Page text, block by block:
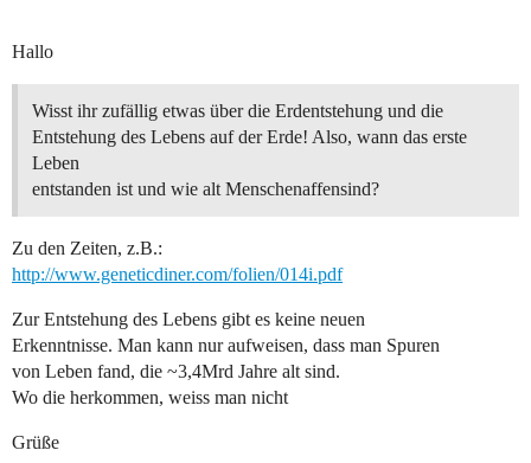
Hallo
Wisst ihr zufällig etwas über die Erdentstehung und die
Entstehung des Lebens auf der Erde! Also, wann das erste
Leben
entstanden ist und wie alt Menschenaffensind?
Zu den Zeiten, z.B.:
http://www.geneticdiner.com/folien/014i.pdf
Zur Entstehung des Lebens gibt es keine neuen
Erkenntnisse. Man kann nur aufweisen, dass man Spuren
von Leben fand, die ~3,4Mrd Jahre alt sind.
Wo die herkommen, weiss man nicht
Grüße